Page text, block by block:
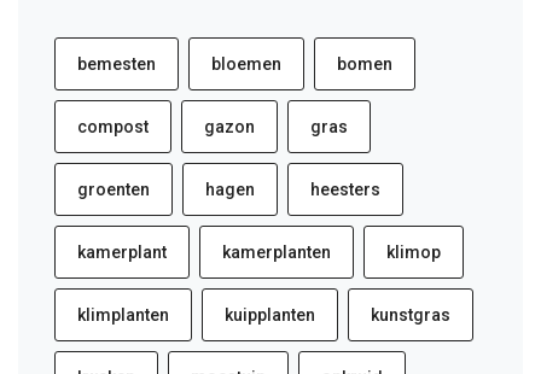
bemesten bloemen bomen
compost gazon gras
groenten hagen heesters
kamerplant kamerplanten klimop
klimplanten kuipplanten kunstgras